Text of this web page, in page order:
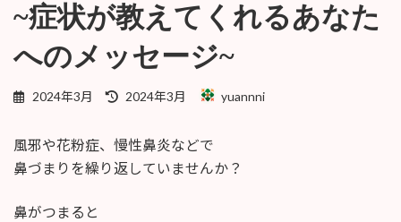
~症状が教えてくれるあなた
へのメッセージ~
2024年3月
最
新
日
2024年3月 yuannni
風邪や花粉症、慢性鼻炎などで
鼻づまりを繰り返していませんか？
鼻がつまると